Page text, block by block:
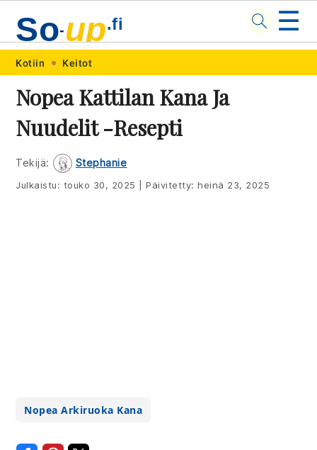
Skip
primary
navigation
Skip
main
content
Skip
primary
sidebar
Skip
footer
So-up.fi ☰
Kotiin Keitot
Nopea Kattilan Kana Ja
Nuudelit -resepti
Tekijä: Stephanie
Julkaistu: touko 30, 2025 Päivitetty:heinä 23, 2025
Nopea Arkiruoka Kana